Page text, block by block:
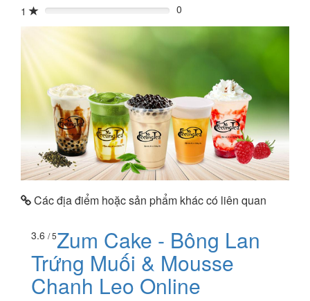
1
0% 0
Các địa điểm hoặc sản phẩm khác có liên quan
3.6 / 5Zum Cake - Bông Lan
Trứng Muối & Mousse
Chanh Leo Online